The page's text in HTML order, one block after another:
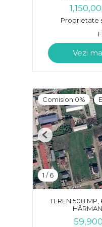
Proprietate
Vezi
Comision 0%
1 /6
Previous
TEREN 508